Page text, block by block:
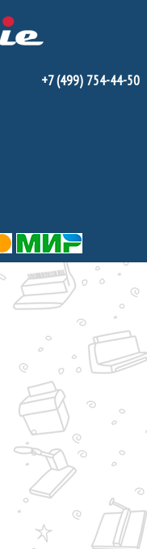
+7 (499) 754-44-50